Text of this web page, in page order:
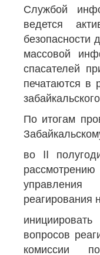
Службой
ведется
безопасности
массовой
спасателей
печатаются в
По итогам
во II
реагирования
вопросов
комиссии